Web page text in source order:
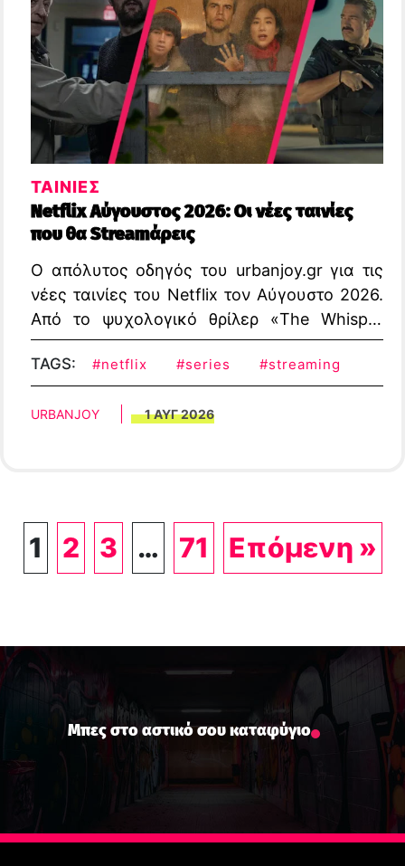
ΤΑΙΝΙΕΣ
Netflix Αύγουστος 2026: Οι νέες ταινίες
που θα Streamάρεις
Ο απόλυτος οδηγός του urbanjoy.gr για τις
νέες ταινίες του Netflix τον Αύγουστο 2026.
Από το ψυχολογικό θρίλερ «The Whisper
Man» μέχρι δράματα, κωμωδίες και
αστυνομικά.
TAGS: #netflix #series #streaming
URBANJOY 1 ΑΥΓ 2026
1 2 3 … 71 Επόμενη »
Μπες στο αστικό σου καταφύγιο